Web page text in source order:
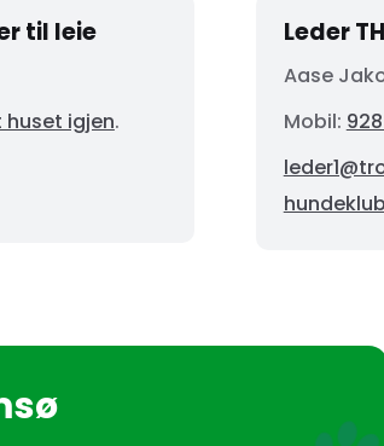
til leie
huset igjen.
Leder
Aase
Mobil: